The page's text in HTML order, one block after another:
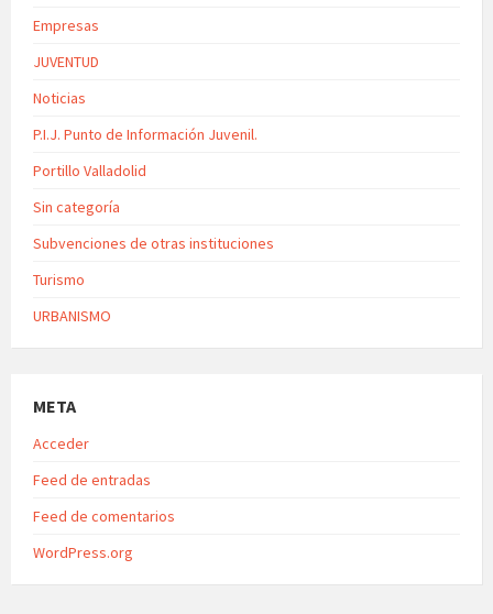
Empresas
JUVENTUD
Noticias
P.I.J. Punto de Información Juvenil.
Portillo Valladolid
Sin categoría
Subvenciones de otras instituciones
Turismo
URBANISMO
META
Acceder
Feed de entradas
Feed de comentarios
WordPress.org